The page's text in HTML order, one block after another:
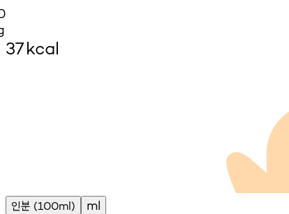
37kcal
인분 (100ml) ml